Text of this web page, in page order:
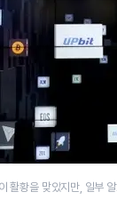
활황을 맞았지만, 일부